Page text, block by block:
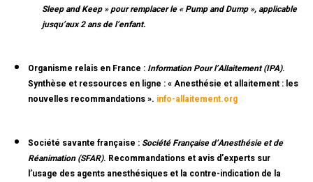
Sleep and Keep »pour remplacer le « Pump and Dump », applicable
jusqu’aux 2 ans de l’enfant.
Organisme relais en France : Information Pour l’Allaitement (IPA).
Synthèse et ressources en ligne : « Anesthésie et allaitement : les
nouvelles recommandations ». info-allaitement.org
Société savante française : Société Française d’Anesthésie et de
Réanimation (SFAR). Recommandations et avis d’experts sur
l’usage des agents anesthésiques et la contre-indication de la